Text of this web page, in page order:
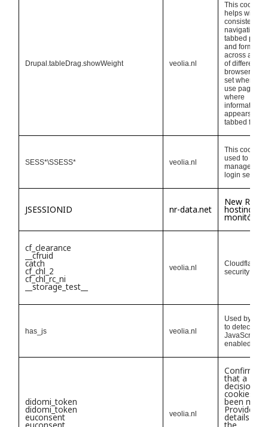
Drupal.tableDrag.showWeight veolia.nl
This cookie
helps with
consistent
navigation of
tabbed
and forms
across a
of different
browsers. It is
set when you
use pages
where
information
appears in
tabbed
SESS*\SSESS* veolia.nl
This cookie is
used to
manage your
login session
JSESSIONID nr-data.net
New Relic
hosting
monitoring
cf_clearance
__cfruid
catch
cf_chl_2
cf_chl_rc_ni
__storage_test__
veolia.nl
Cloudflare
security
has_js veolia.nl
Used by
to detect if
JavaScript is
enabled
didomi_token
didomi_token
euconsent veolia.nl
Confirms
that a
decision on
cookies
been made
Provides
details